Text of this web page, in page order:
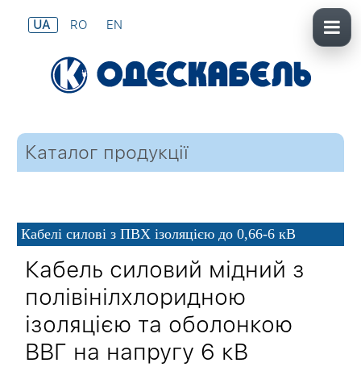
UA RO EN
Каталог продукції
Кабелі силові з ПВХ ізоляцією до 0,66-6 кВ
Кабель силовий мідний з
полівінілхлоридною
ізоляцією та оболонкою
ВВГ на напругу 6 кВ